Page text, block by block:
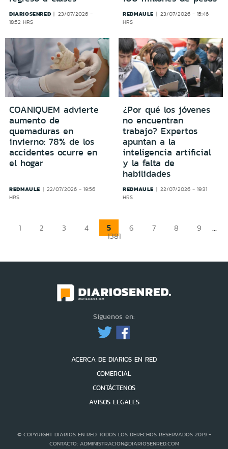
DIARIOSENRED
23/07/2026 -
18:52 HRS
REDMAULE
23/07/2026 - 15:46
HRS
COANIQUEM advierte
aumento de
quemaduras en
invierno: 78% de los
accidentes ocurre en
el hogar
REDMAULE
22/07/2026 - 19:56
HRS
¿Por qué los jóvenes
no encuentran
trabajo? Expertos
apuntan a la
inteligencia artificial
y la falta de
habilidades
REDMAULE
22/07/2026 - 19:31
HRS
1 2 3 4 5 6 7 8 9 ...
1381
Síguenos en:
ACERCA DE DIARIOS EN RED
COMERCIAL
CONTÁCTENOS
AVISOS LEGALES
© COPYRIGHT DIARIOS EN RED TODOS LOS DERECHOS RESERVADOS 2019 -
CONTACTO: ADMINISTRACION@DIARIOSENRED.COM